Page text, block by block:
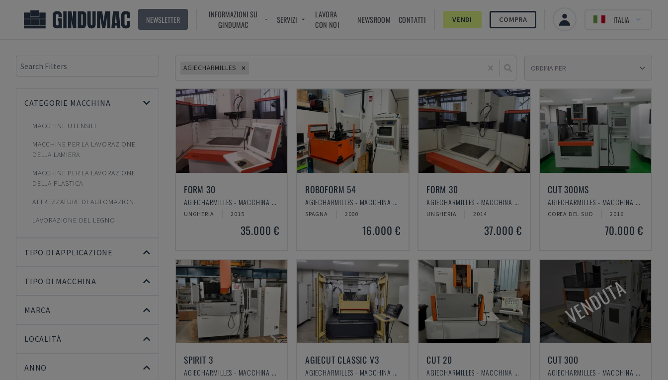
NEWSLETTER
INFORMAZIONI SU
GINDUMAC
SERVIZI
LAVORA
CON NOI
NEWSROOM CONTATTI VENDI COMPRA ITALIA
CATEGORIE MACCHINA
MACCHINE UTENSILI
MACCHINE PER LA LAVORAZIONE
DELLA LAMIERA
MACCHINE PER LA LAVORAZIONE
DELLA PLASTICA
ATTREZZATURE DI AUTOMAZIONE
LAVORAZIONE DEL LEGNO
TIPO DI APPLICAZIONE
TIPO DI MACCHINA
MARCA
LOCALITÀ
ANNO
AGIECHARMILLES
FORM 30
AGIECHARMILLES - MACCHINA PER ELETTROEROSIONE A TUFFO
UNGHERIA 2015
35.000 €
ROBOFORM 54
AGIECHARMILLES - MACCHINA PER ELETTROEROSIONE A TUFFO
SPAGNA 2000
16.000 €
FORM 30
AGIECHARMILLES - MACCHINA PER ELETTROEROSIONE A TUFFO
UNGHERIA 2014
37.000 €
CUT 300MS
AGIECHARMILLES - MACCHINA PER ELETTROEROSIONE A FILO
COREA DEL SUD 2016
70.000 €
SPIRIT 3
AGIECHARMILLES - MACCHINA PER ELETTROEROSIONE A TUFFO
AGIECUT CLASSIC V3
AGIECHARMILLES - MACCHINA PER ELETTROEROSIONE A FILO
CUT 20
AGIECHARMILLES - MACCHINA PER ELETTROEROSIONE A FILO
VENDUTA
CUT 300
AGIECHARMILLES - MACCHINA PER ELETTROEROSIONE A FILO